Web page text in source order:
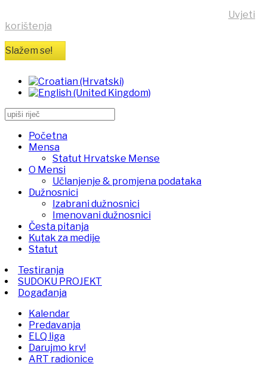
Uvjeti
korištenja
Slažem se!
Početna
Mensa
Statut Hrvatske Mense
O Mensi
Učlanjenje & promjena podataka
Dužnosnici
Izabrani dužnosnici
Imenovani dužnosnici
Česta pitanja
Kutak za medije
Statut
Testiranja
SUDOKU PROJEKT
Događanja
Kalendar
Predavanja
ELQ liga
Darujmo krv!
ART radionice